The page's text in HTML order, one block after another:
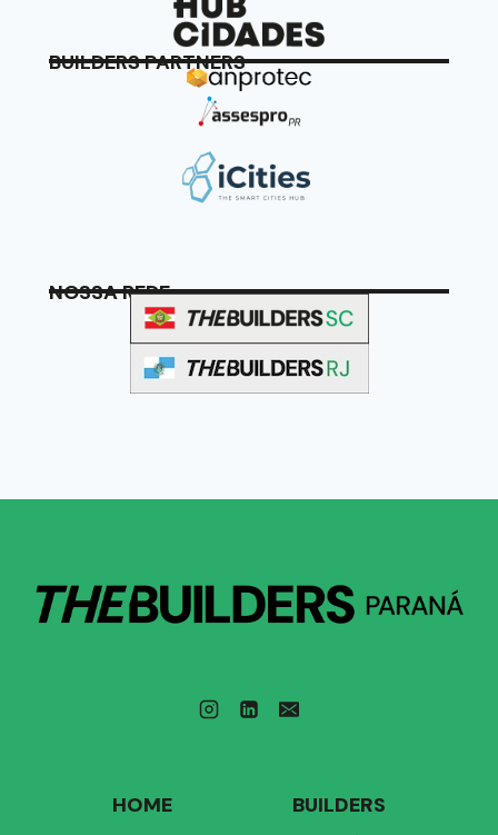
BUILDERS PARTNERS
NOSSA REDE
HOME
BUILDERS